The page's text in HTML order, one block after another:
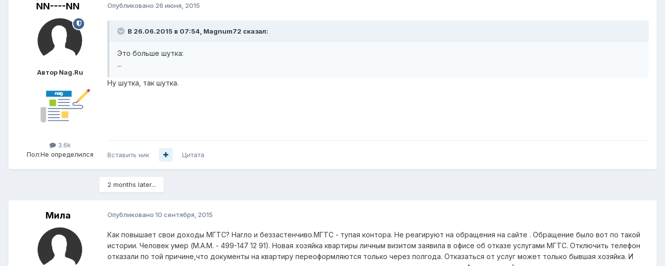
NN----NN
Автор Nag.Ru
3.6k
Пол:Не определился
Опубликовано 26 июня, 2015
В 26.06.2015 в 07:54, Magnum72 сказал:
Это больше шутка:
...
Ну шутка, так шутка.
Вставить ник Цитата
2 months later...
Мила Опубликовано 10 сентября, 2015
Как повышает свои доходы МГТС? Нагло и беззастенчиво.МГТС - тупая контора. Не реагируют на обращения на сайте . Обращение было вот по такой
истории. Человек умер (М.А.М. - 499-147 12 91). Новая хозяйка квартиры личным визитом заявила в офисе об отказе услугами МГТС. Отключить телефон
отказали по той причине,что документы на квартиру переоформляются только через полгода. Отказаться от услуг может только бывшая хозяйка. И